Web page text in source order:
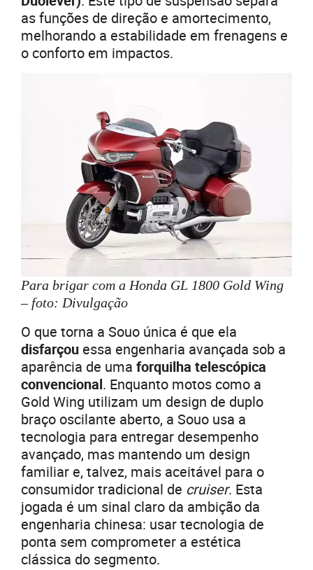
as funções de direção e amortecimento,
melhorando a estabilidade em frenagens e
o conforto em impactos.
Para brigar com a Honda GL 1800 Gold Wing
– foto: Divulgação
O que torna a Souo única é que ela
disfarçou essa engenharia avançada sob a
aparência de uma forquilha telescópica
convencional. Enquanto motos como a
Gold Wing utilizam um design de duplo
braço oscilante aberto, a Souo usa a
tecnologia para entregar desempenho
avançado, mas mantendo um design
familiar e, talvez, mais aceitável para o
consumidor tradicional de cruiser. Esta
jogada é um sinal claro da ambição da
engenharia chinesa: usar tecnologia de
ponta sem comprometer a estética
clássica do segmento.